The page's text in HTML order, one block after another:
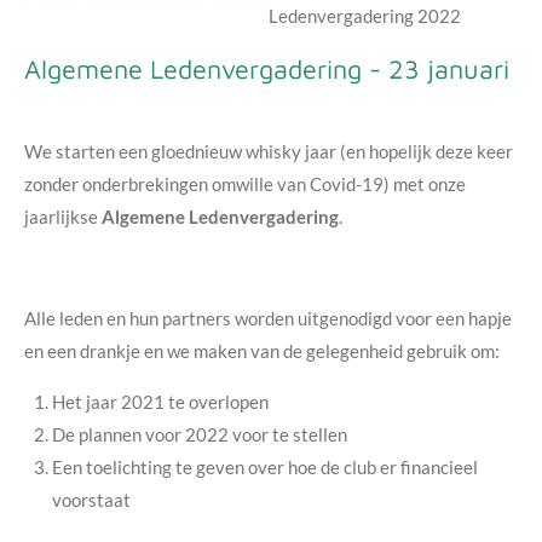
Ledenvergadering 2022
Algemene Ledenvergadering - 23 januari
We starten een gloednieuw whisky jaar (en hopelijk deze keer
zonder onderbrekingen omwille van Covid-19) met onze
jaarlijkseAlgemene Ledenvergadering.
Alle leden en hun partners worden uitgenodigd voor een hapje
en een drankje en we maken van de gelegenheid gebruik om:
Het jaar 2021 te overlopen
De plannen voor 2022 voor te stellen
Een toelichting te geven over hoe de club er financieel
voorstaat